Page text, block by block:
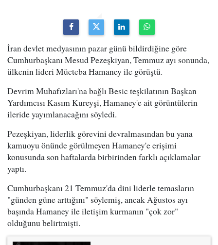
İran devlet medyasının pazar günü bildirdiğine göre
Cumhurbaşkanı Mesud Pezeşkiyan, Temmuz ayı sonunda,
ülkenin lideri Mücteba Hamaney ile görüştü.
Devrim Muhafızları'na bağlı Besic teşkilatının Başkan
Yardımcısı Kasım Kureyşi, Hamaney'e ait görüntülerin
ileride yayımlanacağını söyledi.
Pezeşkiyan, liderlik görevini devralmasından bu yana
kamuoyu önünde görülmeyen Hamaney'e erişimi
konusunda son haftalarda birbirinden farklı açıklamalar
yaptı.
Cumhurbaşkanı 21 Temmuz'da dini liderle temasların
"günden güne arttığını" söylemiş, ancak Ağustos ayı
başında Hamaney ile iletişim kurmanın "çok zor"
olduğunu belirtmişti.